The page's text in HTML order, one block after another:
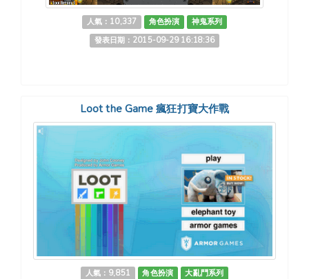
人氣：10,337 角色扮演
神鬼系列
發表日期：2015-09-29 16:18:36
Loot the Game 瘋狂打寶大作戰
人氣：9,851 角色扮演
大亂鬥系列